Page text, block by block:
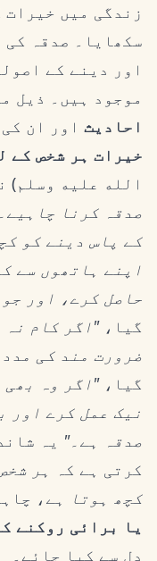
زندگی میں خیرات
سکھایا۔ صدقہ کی
اور دینے کے
موجود ہیں۔ ذیل
احادیث اور ان
خیرات ہر شخص کے
الله عليه وسلم)
صدقہ کرنا
کے پاس دینے کو
اپنے ہاتھوں سے
حاصل کرے، اور
گیا،"اگر کام نہ
ضرورت مند کی
گیا،"اگر وہ بھی
نیک عمل کرے اور
صدقہ ہے۔" یہ
کرتی ہے کہ
ہر
کچھ ہوتا ہے ،
یا برائی روکنے
دل سے کیا جائے۔